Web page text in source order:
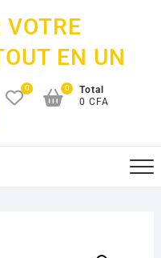
EN UN
0
Total
0 CFA
0